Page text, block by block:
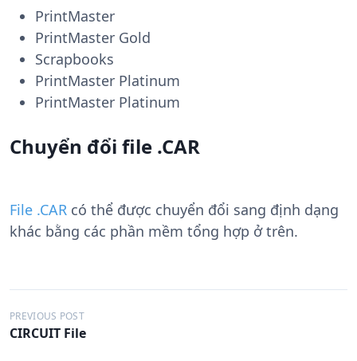
PrintMaster
PrintMaster Gold
Scrapbooks
PrintMaster Platinum
PrintMaster Platinum
Chuyển đổi file .CAR
File .CAR có thể được chuyển đổi sang định dạng
khác bằng các phần mềm tổng hợp ở trên.
Đ
i
PREVIOUS POST
CIRCUIT File